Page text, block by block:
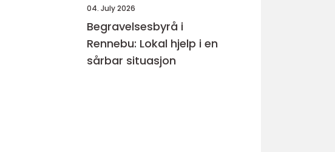
04. July 2026
Begravelsesbyrå i
Rennebu: Lokal hjelp i en
sårbar situasjon